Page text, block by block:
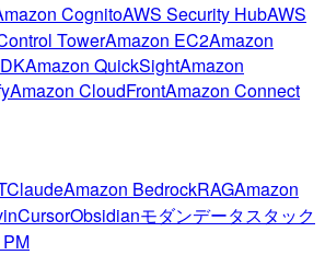
CognitoAWS Security HubAWS
TowerAmazon EC2Amazon
Amazon QuickSightAmazon
Amazon CloudFrontAmazon Connect
ClaudeAmazon BedrockRAGAmazon
CursorObsidianモダンデータスタック
PM